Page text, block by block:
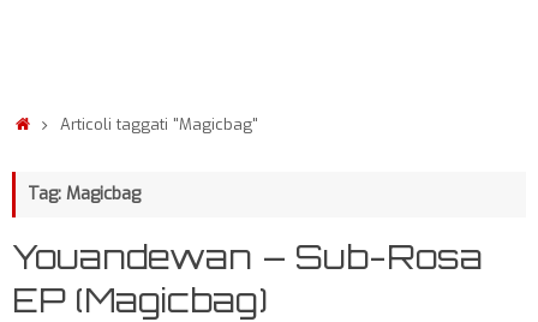
Articoli taggati "Magicbag"
Tag: Magicbag
Youandewan – Sub-Rosa
EP (Magicbag)